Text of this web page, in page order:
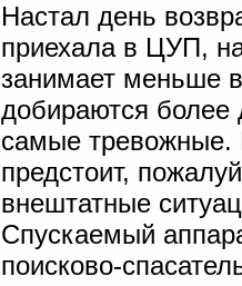
Настал день
приехала в ЦУП,
занимает меньше
добираются
самые тревожные.
предстоит,
внештатные
Спускаемый
поисково-